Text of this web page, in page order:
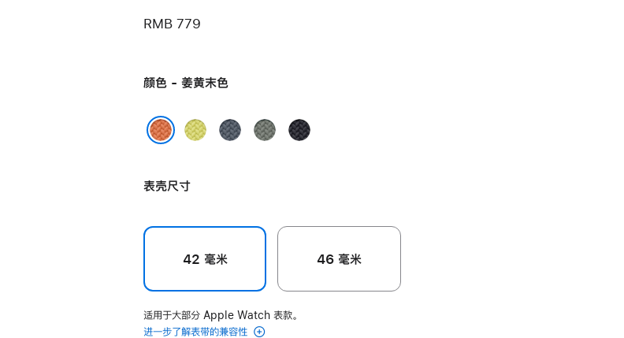
RMB 779
颜色 - 姜黄末色
霓
色
铁
灰
午
表壳尺寸
42 毫米 46 毫米
适用于大部分 Apple Watch 表款。
进一步了解表带的兼容性